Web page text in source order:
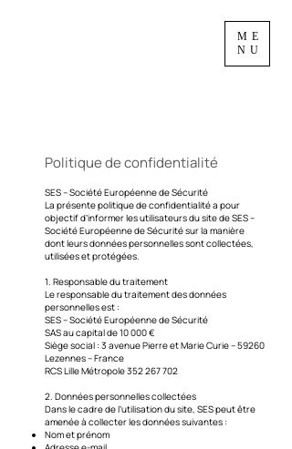
ME
NU
Politique de confidentialité
SES – Société Européenne de Sécurité
La présente politique de confidentialité a pour
objectif d’informer les utilisateurs du site de SES –
Société Européenne de Sécurité sur la manière
dont leurs données personnelles sont collectées,
utilisées et protégées.
1. Responsable du traitement
Le responsable du traitement des données
personnelles est :
SES – Société Européenne de Sécurité
SAS au capital de 10 000 €
Siège social : 3 avenue Pierre et Marie Curie – 59260
Lezennes – France
RCS Lille Métropole 352 267 702
2. Données personnelles collectées
Dans le cadre de l’utilisation du site, SES peut être
amenée à collecter les données suivantes :
Nom et prénom